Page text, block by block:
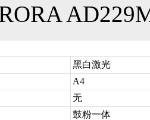
黑白激光
A4
无
鼓粉一体